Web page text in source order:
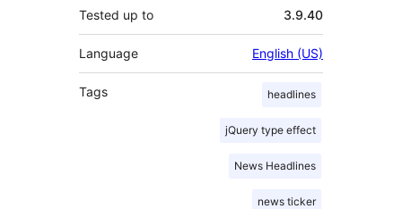
Tested up to 3.9.40
Language English (US)
Tags headlines
jQuery type effect
News Headlines
news ticker